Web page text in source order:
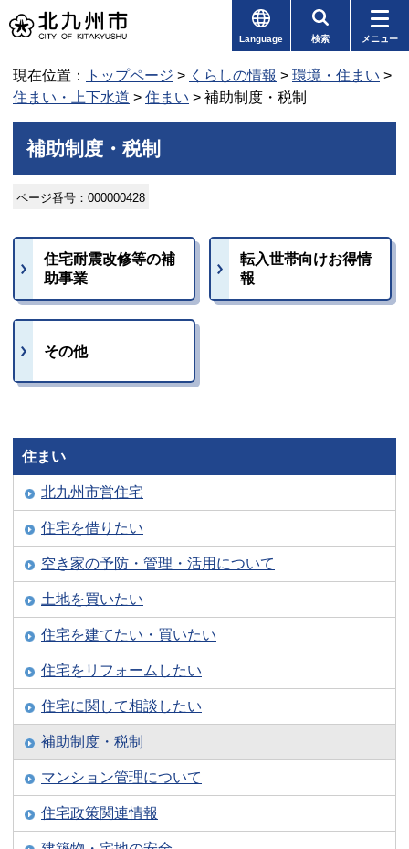
Language 検索 メニュー
現在位置： トップページ > くらしの情報 > 環境・住まい >
住まい・上下水道 > 住まい > 補助制度・税制
補助制度・税制
ページ番号：000000428
住宅耐震改修等の補
助事業
転入世帯向けお得情
報
その他
住まい
北九州市営住宅
住宅を借りたい
空き家の予防・管理・活用について
土地を買いたい
住宅を建てたい・買いたい
住宅をリフォームしたい
住宅に関して相談したい
補助制度・税制
マンション管理について
住宅政策関連情報